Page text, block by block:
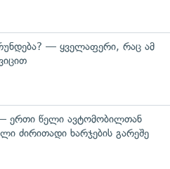
— ყველაფერი, რაც ამ
ერთი წელი ავტომობილთან
ძირითადი ხარჯების გარეშე